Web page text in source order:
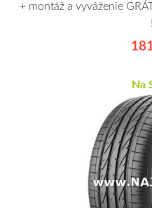
+ montáž a vyváženie
Na